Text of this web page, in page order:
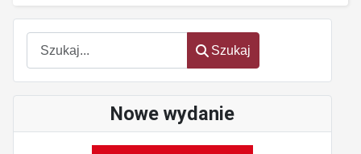
Szukaj
Szukaj
Nowe wydanie